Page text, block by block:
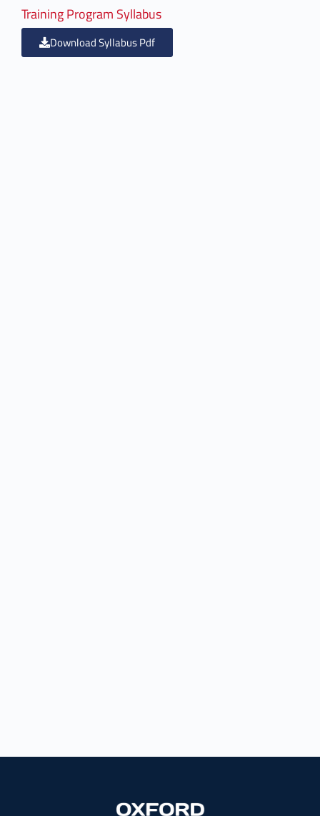
Training Program Syllabus
Download Syllabus Pdf